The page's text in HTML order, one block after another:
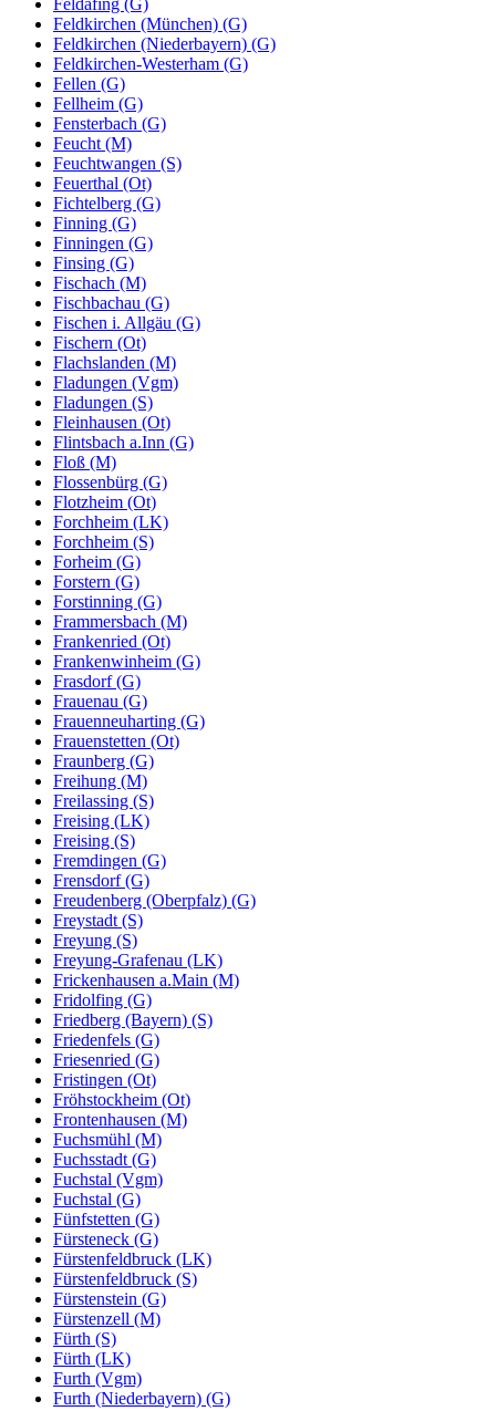
Feldkirchen (München) (G)
Feldkirchen (Niederbayern) (G)
Feldkirchen-Westerham (G)
Fellen (G)
Fellheim (G)
Fensterbach (G)
Feucht (M)
Feuchtwangen (S)
Feuerthal (Ot)
Fichtelberg (G)
Finning (G)
Finningen (G)
Finsing (G)
Fischach (M)
Fischbachau (G)
Fischen i. Allgäu (G)
Fischern (Ot)
Flachslanden (M)
Fladungen (Vgm)
Fladungen (S)
Fleinhausen (Ot)
Flintsbach a.Inn (G)
Floß (M)
Flossenbürg (G)
Flotzheim (Ot)
Forchheim (LK)
Forchheim (S)
Forheim (G)
Forstern (G)
Forstinning (G)
Frammersbach (M)
Frankenried (Ot)
Frankenwinheim (G)
Frasdorf (G)
Frauenau (G)
Frauenneuharting (G)
Frauenstetten (Ot)
Fraunberg (G)
Freihung (M)
Freilassing (S)
Freising (LK)
Freising (S)
Fremdingen (G)
Frensdorf (G)
Freudenberg (Oberpfalz) (G)
Freystadt (S)
Freyung (S)
Freyung-Grafenau (LK)
Frickenhausen a.Main (M)
Fridolfing (G)
Friedberg (Bayern) (S)
Friedenfels (G)
Friesenried (G)
Fristingen (Ot)
Fröhstockheim (Ot)
Frontenhausen (M)
Fuchsmühl (M)
Fuchsstadt (G)
Fuchstal (Vgm)
Fuchstal (G)
Fünfstetten (G)
Fürsteneck (G)
Fürstenfeldbruck (LK)
Fürstenfeldbruck (S)
Fürstenstein (G)
Fürstenzell (M)
Fürth (S)
Fürth (LK)
Furth (Vgm)
Furth (Niederbayern) (G)